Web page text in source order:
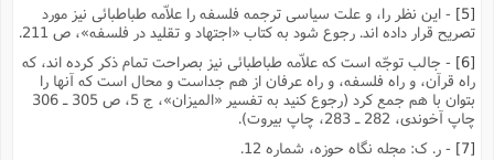
- این نظر را، و علت سیاسى ترجمه فلسفه را علاّمه طباطبائى نیز مورد
تصریح قرار داده اند. رجوع شود به کتاب «اجتهاد و تقلید در فلسفه»، ص 211.
- جالب توجّه است که علاّمه طباطبائى نیز بصراحت تمام ذکر کرده اند، که
راه قرآن، و راه فلسفه، و راه عرفان از هم جداست و محال است که آنها را
بتوان با هم جمع کرد (رجوع کنید به تفسیر «المیزان»، ج 5، ص 305 ـ 306
چاپ آخوندى، 282 ـ 283، چاپ بیروت).
- ر. ک: مجله نگاه حوزه، شماره 12.